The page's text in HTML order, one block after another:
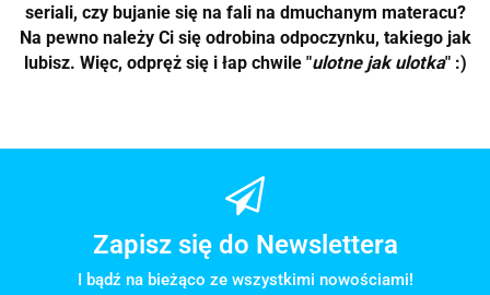
seriali, czy bujanie się na fali na dmuchanym materacu?
Na pewno należy Ci się odrobina odpoczynku, takiego jak
lubisz. Więc, odpręż się i łap chwile "ulotne jak ulotka" :)
Zapisz się do Newslettera
I bądź na bieżąco ze wszystkimi nowościami!